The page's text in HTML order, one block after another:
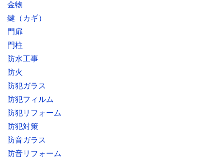
金物
鍵（カギ）
門扉
門柱
防水工事
防火
防犯ガラス
防犯フィルム
防犯リフォーム
防犯対策
防音ガラス
防音リフォーム